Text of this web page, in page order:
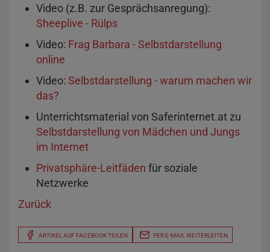
Video (z.B. zur Gesprächsanregung):
Sheeplive - Rülps
Video: Frag Barbara - Selbstdarstellung
online
Video: Selbstdarstellung - warum machen wir
das?
Unterrichtsmaterial von Saferinternet.at zu
Selbstdarstellung von Mädchen und Jungs
im Internet
Privatsphäre-Leitfäden für soziale
Netzwerke
Zurück
ARTIKEL AUF FACEBOOK TEILEN PER E-MAIL WEITERLEITEN